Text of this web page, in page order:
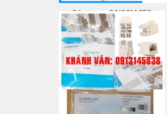
Cáp quang SAICOM 8FO
Mua ngay